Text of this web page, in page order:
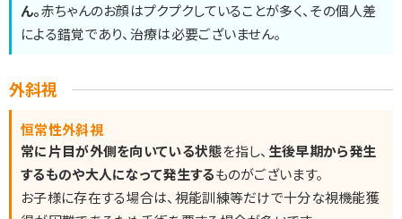
ん。赤ちゃんのお顔はプクプクしていることが多く、その個人差
による錯覚であり、治療は必要ございません。
外斜視
恒常性外斜視
常に片目が外側を向いている状態を指し、 生後早期から発生
するものや大人になって発生するものがございます。
お子様に存在する場合は、視能訓練等だけで十分な視機能獲